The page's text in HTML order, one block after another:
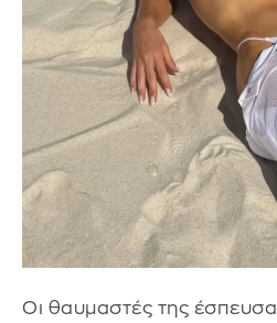
Οι θαυμαστές της